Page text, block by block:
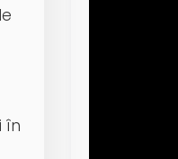
în